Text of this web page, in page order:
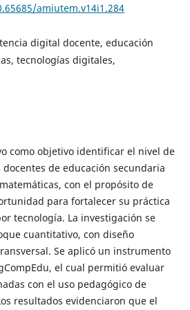
amiutem.v14i1.284
digital docente, educación
tecnologías digitales,
como objetivo identificar el nivel de
de educación secundaria
con el propósito de
para fortalecer su práctica
tecnología. La investigación se
cuantitativo, con diseño
Se aplicó un instrumento
el cual permitió evaluar
con el uso pedagógico de
resultados evidenciaron que el